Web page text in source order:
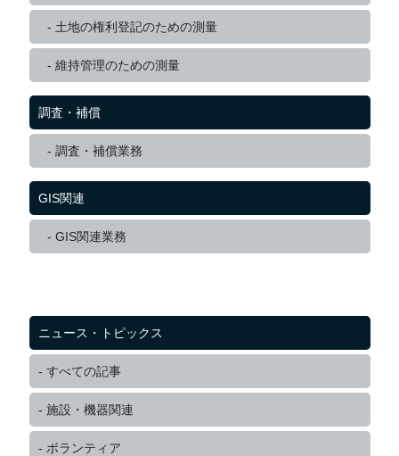
土地の権利登記のための測量
維持管理のための測量
調査・補償
調査・補償業務
GIS関連
GIS関連業務
ニュース・トピックス
すべての記事
施設・機器関連
ボランティア